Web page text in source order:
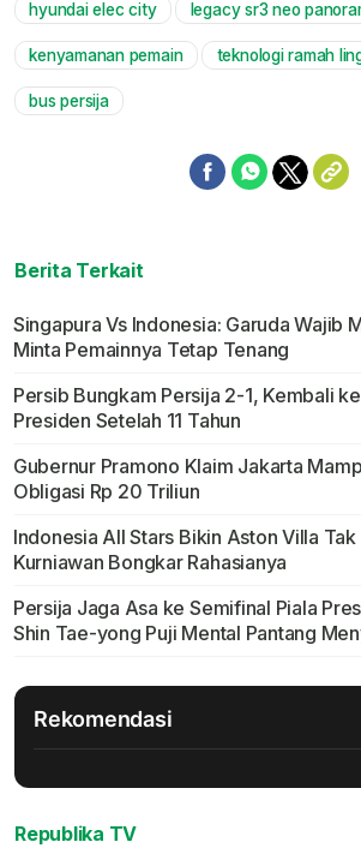
hyundai elec city legacy sr3 neo
kenyamanan pemain teknologi ramah
bus persija
Berita Terkait
Singapura Vs Indonesia: Garuda Wajib
Minta Pemainnya Tetap Tenang
Persib Bungkam Persija 2-1, Kembali
Presiden Setelah 11 Tahun
Gubernur Pramono Klaim Jakarta
Obligasi Rp 20 Triliun
Indonesia All Stars Bikin Aston Villa
Kurniawan Bongkar Rahasianya
Persija Jaga Asa ke Semifinal Piala
Shin Tae-yong Puji Mental Pantang
Rekomendasi
Republika TV